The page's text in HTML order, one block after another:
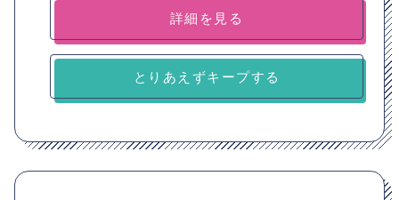
詳細を見る
とりあえずキープする